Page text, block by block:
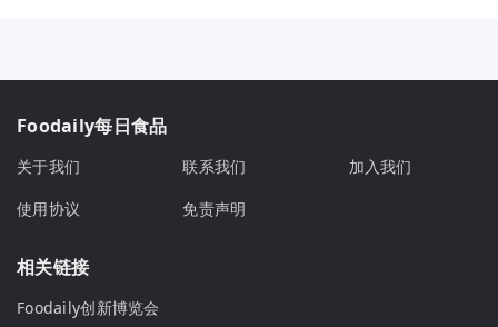
Foodaily每日食品
关于我们 联系我们
加入我们
使用协议
免责声明
相关链接
Foodaily创新博览会